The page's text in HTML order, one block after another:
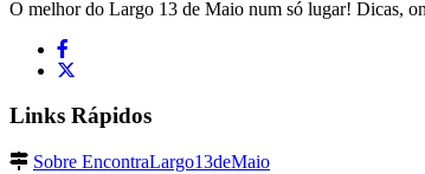
O melhor do Largo 13 de Maio num só lugar! Dicas,
Links Rápidos
Sobre EncontraLargo13deMaio